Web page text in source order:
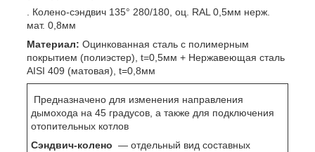
. Колено-сэндвич 135° 280/180, оц. RAL 0,5мм нерж.
мат. 0,8мм
Материал: Оцинкованная сталь с полимерным
покрытием (полиэстер), t=0,5мм + Нержавеющая сталь
AISI 409 (матовая), t=0,8мм
Предназначено для изменения направления
дымохода на 45 градусов, а также для подключения
отопительных котлов
Сэндвич-колено ― отдельный вид составных